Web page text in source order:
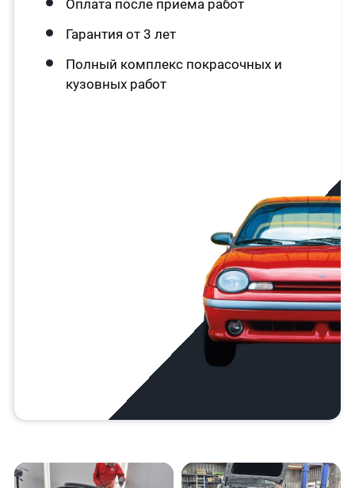
Оплата после приема работ
Гарантия от 3 лет
Полный комплекс покрасочных и
кузовных работ